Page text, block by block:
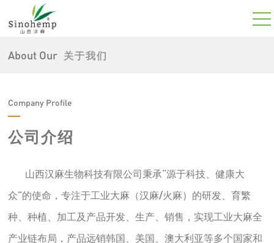
About Our 关于我们
Company Profile
公司介绍
山西汉麻生物科技有限公司秉承“源于科技、健康大
众”的使命，专注于工业大麻（汉麻/火麻）的研发、育繁
种、种植、加工及产品开发、生产、销售，实现工业大麻全
产业链布局，产品远销韩国、美国、澳大利亚等多个国家和